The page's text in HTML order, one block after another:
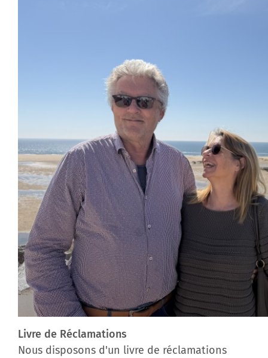
Livre de Réclamations
Nous disposons d'un livre de réclamations